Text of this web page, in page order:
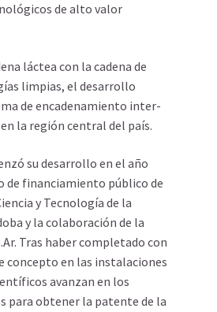
de alto valor
láctea con la cadena de
limpias, el desarrollo
de encadenamiento inter-
la región central del país.
su desarrollo en el año
de financiamiento público de
y Tecnología de la
y la colaboración de la
Tras haber completado con
concepto en las instalaciones
avanzan en los
para obtener la patente de la